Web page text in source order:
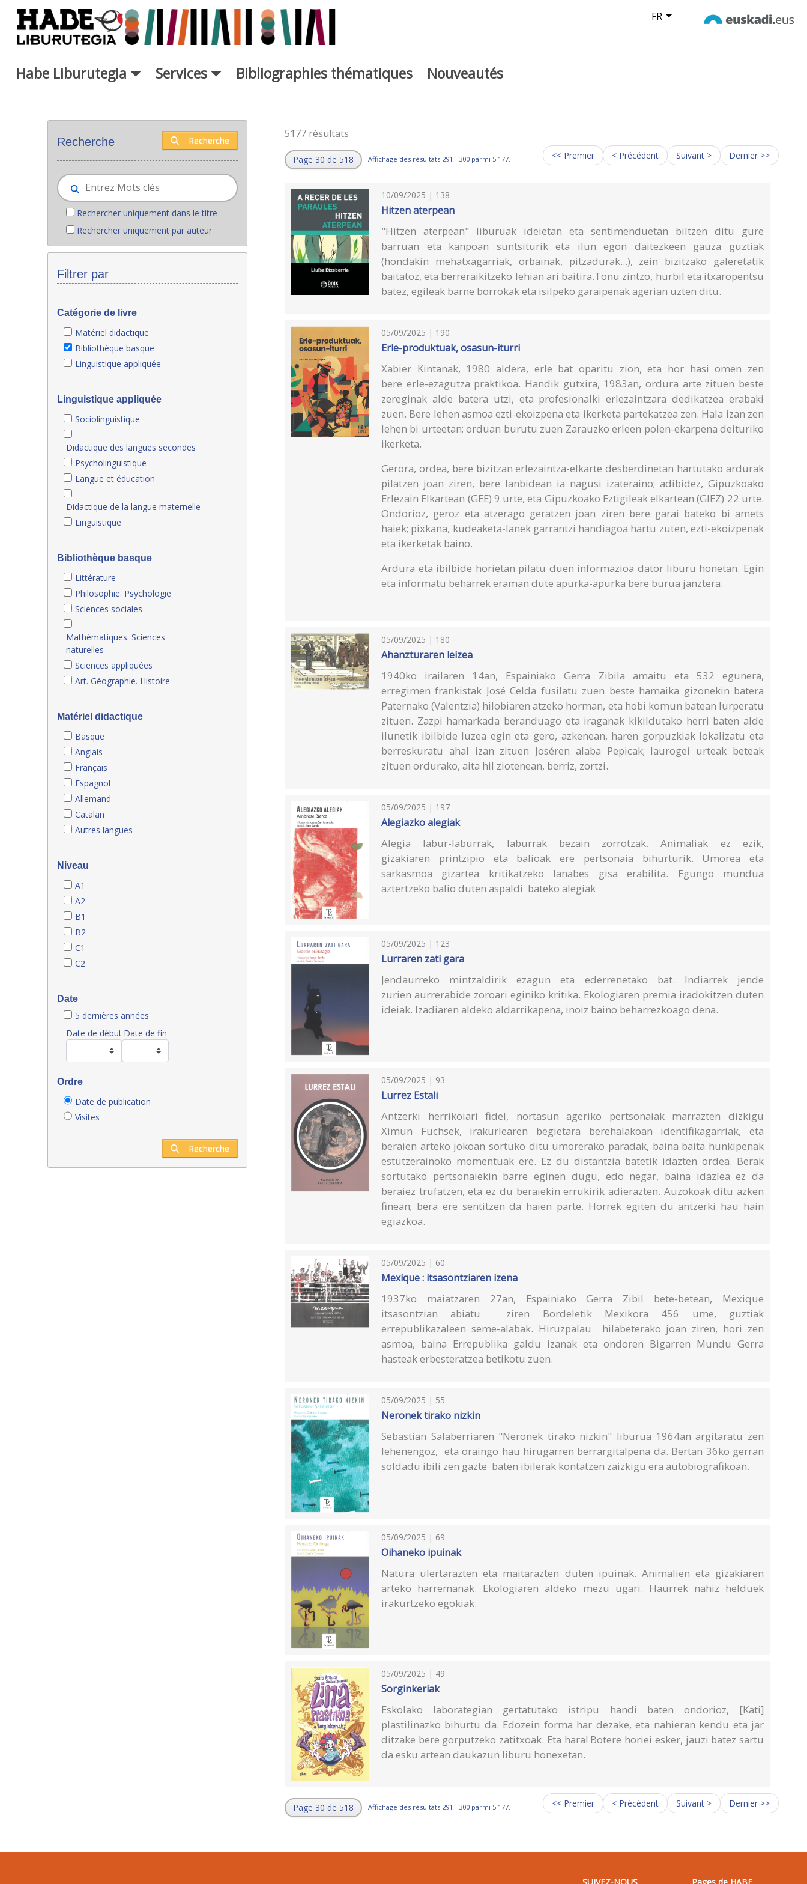
Saut au contenu principal FR
Habe Liburutegia Services Bibliographies thématiques Nouveautés
Recherche Recherche
Rechercher uniquement dans le titre
Rechercher uniquement par auteur
Filtrer par
Catégorie de livre
Matériel didactique
Bibliothèque basque
Linguistique appliquée
Linguistique appliquée
Sociolinguistique
Didactique des langues secondes
Psycholinguistique
Langue et éducation
Didactique de la langue maternelle
Linguistique
Bibliothèque basque
Littérature
Philosophie. Psychologie
Sciences sociales
Mathématiques. Sciences
naturelles
Sciences appliquées
Art. Géographie. Histoire
Matériel didactique
Basque
Anglais
Français
Espagnol
Allemand
Catalan
Autres langues
Niveau
A1
A2
B1
B2
C1
C2
Date
5 dernières années
Date de début Date de fin
Ordre
Date de publication
Visites
Recherche
5177 résultats
Page 30 de 518 Affichage des résultats 291 - 300 parmi 5 177. << Premier < Précédent Suivant > Dernier >>
10/09/2025 | 138
Hitzen aterpean
"Hitzen aterpean" liburuak ideietan eta sentimenduetan biltzen ditu gure
barruan eta kanpoan suntsiturik eta ilun egon daitezkeen gauza guztiak
(hondakin mehatxagarriak, orbainak, pitzadurak...), zein bizitzako galeretatik
baitatoz, eta berreraikitzeko lehian ari baitira.Tonu zintzo, hurbil eta itxaropentsu
batez, egileak barne borrokak eta isilpeko garaipenak agerian uzten ditu.
05/09/2025 | 190
Erle-produktuak, osasun-iturri
Xabier Kintanak, 1980 aldera, erle bat oparitu zion, eta hor hasi omen zen
bere erle-ezagutza praktikoa. Handik gutxira, 1983an, ordura arte zituen beste
zereginak alde batera utzi, eta profesionalki erlezaintzara dedikatzea erabaki
zuen. Bere lehen asmoa ezti-ekoizpena eta ikerketa partekatzea zen. Hala izan zen
lehen bi urteetan; orduan burutu zuen Zarauzko erleen polen-ekarpena deituriko
ikerketa.
Gerora, ordea, bere bizitzan erlezaintza-elkarte desberdinetan hartutako ardurak
pilatzen joan ziren, bere lanbidean ia nagusi izateraino; adibidez, Gipuzkoako
Erlezain Elkartean (GEE) 9 urte, eta Gipuzkoako Eztigileak elkartean (GIEZ) 22 urte.
Ondorioz, geroz eta atzerago geratzen joan ziren bere garai bateko bi amets
haiek; pixkana, kudeaketa-lanek garrantzi handiagoa hartu zuten, ezti-ekoizpenak
eta ikerketak baino.
Ardura eta ibilbide horietan pilatu duen informazioa dator liburu honetan. Egin
eta informatu beharrek eraman dute apurka-apurka bere burua janztera.
05/09/2025 | 180
Ahanzturaren leizea
1940ko irailaren 14an, Espainiako Gerra Zibila amaitu eta 532 egunera,
erregimen frankistak José Celda fusilatu zuen beste hamaika gizonekin batera
Paternako (Valentzia) hilobiaren atzeko horman, eta hobi komun batean lurperatu
zituen. Zazpi hamarkada beranduago eta iraganak kikildutako herri baten alde
ilunetik ibilbide luzea egin eta gero, azkenean, haren gorpuzkiak lokalizatu eta
berreskuratu ahal izan zituen Joséren alaba Pepicak; laurogei urteak beteak
zituen ordurako, aita hil ziotenean, berriz, zortzi.
05/09/2025 | 197
Alegiazko alegiak
Alegia labur-laburrak, laburrak bezain zorrotzak. Animaliak ez ezik,
gizakiaren printzipio eta balioak ere pertsonaia bihurturik. Umorea eta
sarkasmoa gizartea kritikatzeko lanabes gisa erabilita. Egungo mundua
aztertzeko balio duten aspaldi bateko alegiak
05/09/2025 | 123
Lurraren zati gara
Jendaurreko mintzaldirik ezagun eta ederrenetako bat. Indiarrek jende
zurien aurrerabide zoroari eginiko kritika. Ekologiaren premia iradokitzen duten
ideiak. Izadiaren aldeko aldarrikapena, inoiz baino beharrezkoago dena.
05/09/2025 | 93
Lurrez Estali
Antzerki herrikoiari fidel, nortasun ageriko pertsonaiak marrazten dizkigu
Ximun Fuchsek, irakurlearen begietara berehalakoan identifikagarriak, eta
beraien arteko jokoan sortuko ditu umorerako paradak, baina baita hunkipenak
estutzerainoko momentuak ere. Ez du distantzia batetik idazten ordea. Berak
sortutako pertsonaiekin barre eginen dugu, edo negar, baina idazlea ez da
beraiez trufatzen, eta ez du beraiekin errukirik adierazten. Auzokoak ditu azken
finean; bera ere sentitzen da haien parte. Horrek egiten du antzerki hau hain
egiazkoa.
05/09/2025 | 60
Mexique : itsasontziaren izena
1937ko maiatzaren 27an, Espainiako Gerra Zibil bete-betean, Mexique
itsasontzian abiatu ziren Bordeletik Mexikora 456 ume, guztiak
errepublikazaleen seme-alabak. Hiruzpalau hilabeterako joan ziren, hori zen
asmoa, baina Errepublika galdu izanak eta ondoren Bigarren Mundu Gerra
hasteak erbesteratzea betikotu zuen.
05/09/2025 | 55
Neronek tirako nizkin
Sebastian Salaberriaren "Neronek tirako nizkin" liburua 1964an argitaratu zen
lehenengoz, eta oraingo hau hirugarren berrargitalpena da. Bertan 36ko gerran
soldadu ibili zen gazte baten ibilerak kontatzen zaizkigu era autobiografikoan.
05/09/2025 | 69
Oihaneko ipuinak
Natura ulertarazten eta maitarazten duten ipuinak. Animalien eta gizakiaren
arteko harremanak. Ekologiaren aldeko mezu ugari. Haurrek nahiz helduek
irakurtzeko egokiak.
05/09/2025 | 49
Sorginkeriak
Eskolako laborategian gertatutako istripu handi baten ondorioz, [Kati]
plastilinazko bihurtu da. Edozein forma har dezake, eta nahieran kendu eta jar
ditzake bere gorputzeko zatitxoak. Eta hara! Botere horiei esker, jauzi batez sartu
da esku artean daukazun liburu honexetan.
Page 30 de 518 Affichage des résultats 291 - 300 parmi 5 177. << Premier < Précédent Suivant > Dernier >>